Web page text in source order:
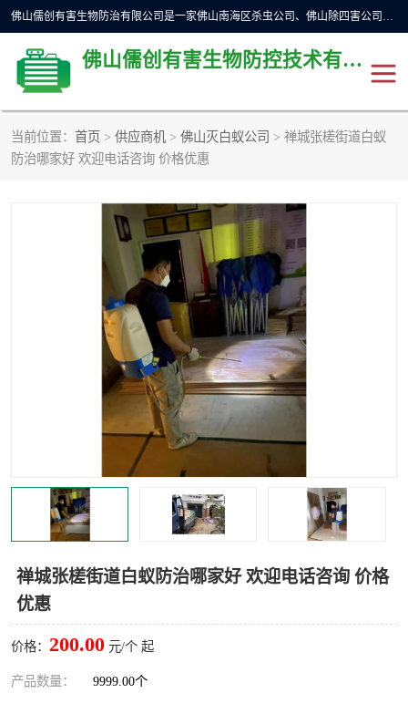
佛山儒创有害生物防治有限公司是一家佛山南海区杀虫公司、佛山除四害公司、佛山灭白蚁公司、佛山白蚁防治公司，让您远离虫害困扰。要问佛山白蚁防治哪家好？佛山儒创有害生物防治有限公司全佛山、广州，正规公司，上门勘查，可靠，售后有保障。
佛山儒创有害生物防控技术有限公司
当前位置： 首页 > 供应商机 > 佛山灭白蚁公司 > 禅城张槎街道白蚁
防治哪家好 欢迎电话咨询 价格优惠
禅城张槎街道白蚁防治哪家好 欢迎电话咨询 价格
优惠
价格： 200.00 元/个 起
产品数量： 9999.00个
除四害公司
佛山白蚁防治公司
佛山灭白蚁公司 佛山杀虫公司
佛山除四害公司 灭鼠
消杀
灭跳蚤
灭蟑螂
果蝇防治
害虫防治 灭杀害虫